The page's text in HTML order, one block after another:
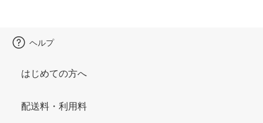
ヘルプ
はじめての方へ
配送料・利用料